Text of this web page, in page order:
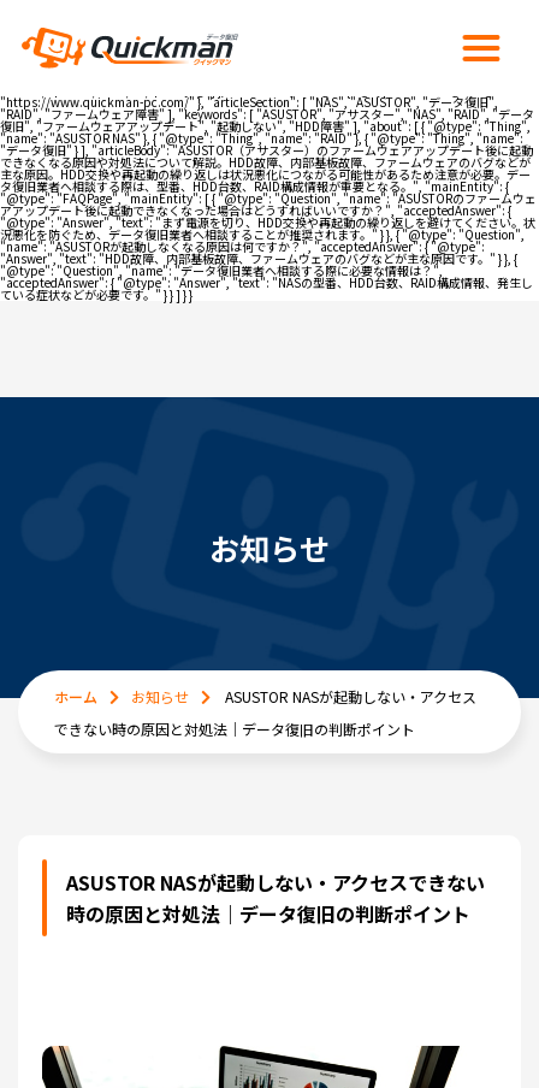
ー）のファームウェアアップデート後に起動できなくなった場合の原因や、やってはいけない対処
法、データ復旧時の注意点について解説。", "image": [ "https://www.quickman-pc.com/wp-
content/uploads/2023/06/TOP-min.jpg" ], "author": { "@type": "Organization", "name": "デー
タ復旧クイックマン" }, "publisher": { "@type": "Organization", "name": "データ復旧クイックマ
"https://www.quickman-pc.com/" }, "articleSection": [ "NAS", "ASUSTOR", "データ復旧",
"RAID", "ファームウェア障害" ], "keywords": [ "ASUSTOR", "アサスター", "NAS", "RAID", "データ
復旧", "ファームウェアアップデート", "起動しない", "HDD障害" ], "about": [ { "@type": "Thing",
"name": "ASUSTOR NAS" }, { "@type": "Thing", "name": "RAID" }, { "@type": "Thing", "name":
"データ復旧" } ], "articleBody": "ASUSTOR（アサスター）のファームウェアアップデート後に起動
できなくなる原因や対処法について解説。HDD故障、内部基板故障、ファームウェアのバグなどが
主な原因。HDD交換や再起動の繰り返しは状況悪化につながる可能性があるため注意が必要。デー
タ復旧業者へ相談する際は、型番、HDD台数、RAID構成情報が重要となる。", "mainEntity": {
"@type": "FAQPage", "mainEntity": [ { "@type": "Question", "name": "ASUSTORのファームウェ
アアップデート後に起動できなくなった場合はどうすればいいですか？", "acceptedAnswer": {
"@type": "Answer", "text": "まず電源を切り、HDD交換や再起動の繰り返しを避けてください。状
況悪化を防ぐため、データ復旧業者へ相談することが推奨されます。" } }, { "@type": "Question",
"name": "ASUSTORが起動しなくなる原因は何ですか？", "acceptedAnswer": { "@type":
"Answer", "text": "HDD故障、内部基板故障、ファームウェアのバグなどが主な原因です。" } }, {
"@type": "Question", "name": "データ復旧業者へ相談する際に必要な情報は？",
"acceptedAnswer": { "@type": "Answer", "text": "NASの型番、HDD台数、RAID構成情報、発生し
ている症状などが必要です。" } } ] } }
お知らせ
ホーム お知らせ
ASUSTOR NASが起動しない・アクセス
できない時の原因と対処法｜データ復旧の判断ポイント
ASUSTOR NASが起動しない・アクセスできない
時の原因と対処法｜データ復旧の判断ポイント